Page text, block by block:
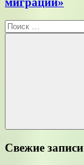
Поиск
для:
Свежие записи